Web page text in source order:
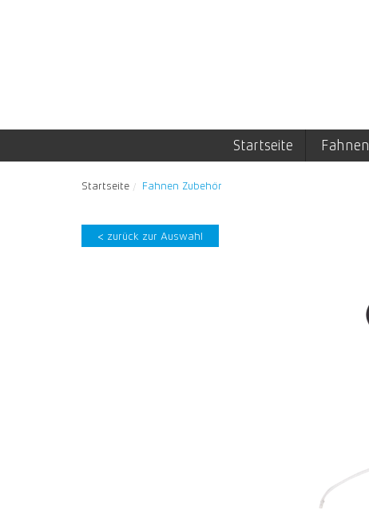
Startseite Fahnen
Startseite Fahnen Zubehör
< zurück zur Auswahl